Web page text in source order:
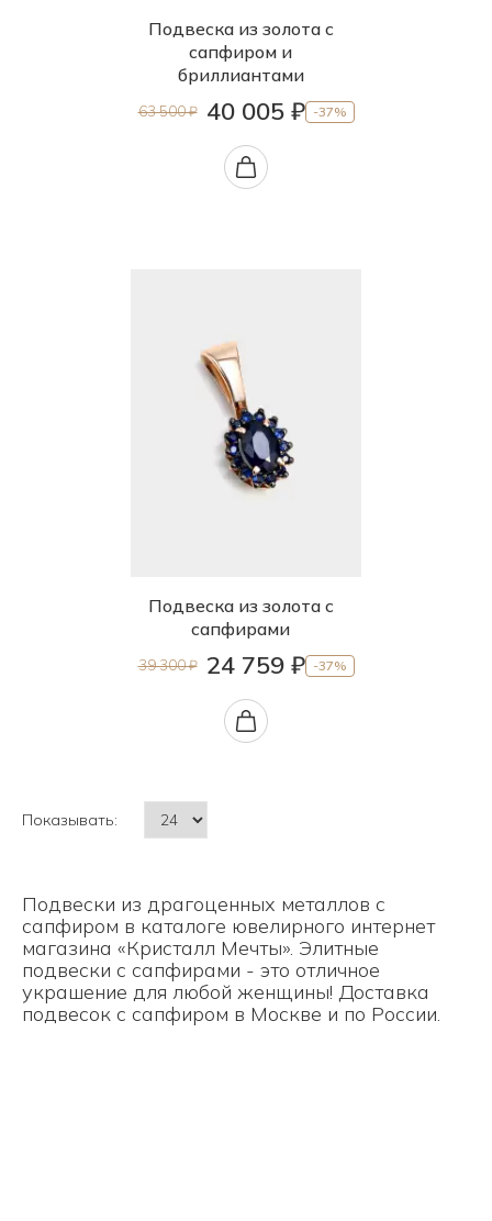
Подвеска из золота с
сапфиром и
бриллиантами
63 500 ₽ 40 005 ₽ -37%
Подвеска из золота с
сапфирами
39 300 ₽ 24 759 ₽ -37%
Показывать:
Подвески из драгоценных металлов с
сапфиром в каталоге ювелирного интернет
магазина «Кристалл Мечты». Элитные
подвески с сапфирами - это отличное
украшение для любой женщины! Доставка
подвесок с сапфиром в Москве и по России.